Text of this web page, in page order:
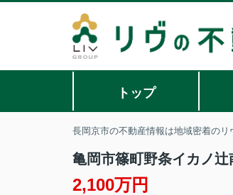
トップ
長岡京市の不動産情報は地域密着のリ
亀岡市篠町野条イカノ辻
2,100万円